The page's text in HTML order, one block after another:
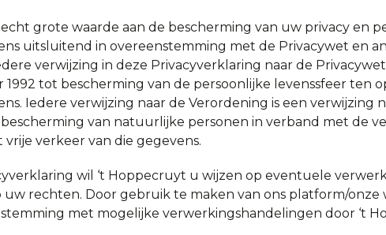
grote waarde aan de bescherming van uw privacy en
uitsluitend in overeenstemming met de Privacywet en
verwijzing in deze Privacyverklaring naar de
1992 tot bescherming van de persoonlijke levenssfeer ten
Iedere verwijzing naar de Verordening is een verwijzing
van natuurlijke personen in verband met de
verkeer van die gegevens.
wil ‘t Hoppecruyt u wijzen op eventuele
uw rechten. Door gebruik te maken van ons platform/onze
met mogelijke verwerkingshandelingen door ‘t